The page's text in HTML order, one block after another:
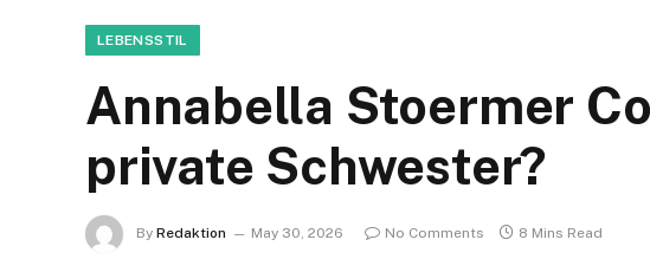
LEBENSSTIL
Annabella Stoermer
private Schwester?
By Redaktion May 30, 2026 No Comments 8 Mins Read